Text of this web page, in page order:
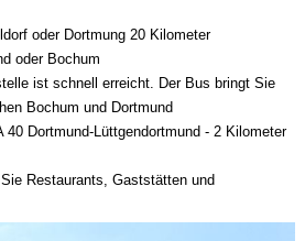
oder Dortmung 20 Kilometer
oder Bochum
ist schnell erreicht. Der Bus bringt Sie
Bochum und Dortmund
40 Dortmund-Lüttgendortmund - 2 Kilometer
Restaurants, Gaststätten und